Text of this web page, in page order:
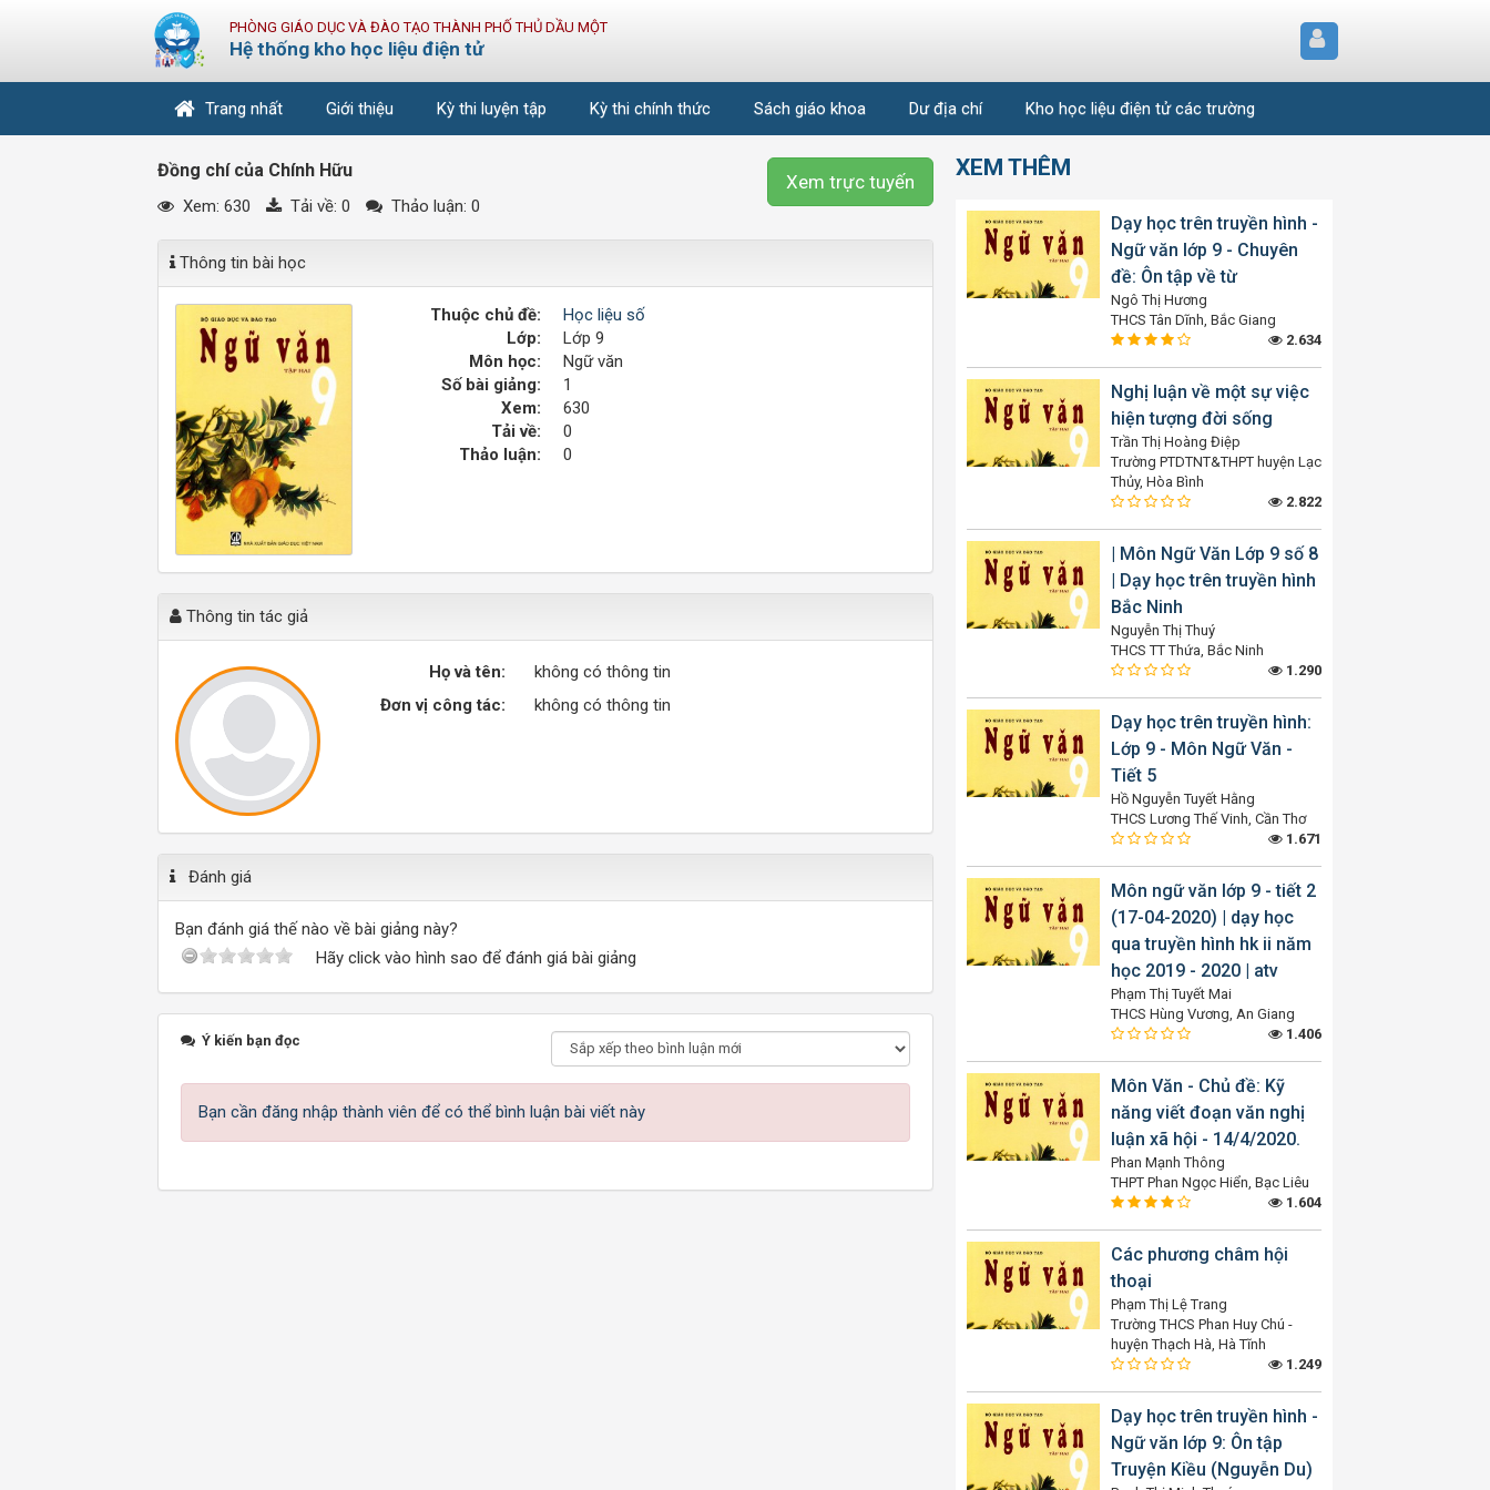
PHÒNG GIÁO DỤC VÀ ĐÀO TẠO THÀNH PHỐ THỦ DẦU MỘT
Hệ thống kho học liệu điện tử
Trang nhất Giới thiệu Kỳ thi luyện tập Kỳ thi chính thức Sách giáo khoa Dư địa chí Kho học liệu điện tử các trường
Xem trực tuyến
Đồng chí của Chính Hữu
Xem: 630 Tải về: 0 Thảo luận: 0
Thông tin bài học
Thuộc chủ đề:
Học liệu số
Lớp:
Lớp 9
Môn học:
Ngữ văn
Số bài giảng:
1
Xem:
630
Tải về:
0
Thảo luận:
0
Thông tin tác giả
Họ và tên:
không có thông tin
Đơn vị công tác:
không có thông tin
Đánh giá
Bạn đánh giá thế nào về bài giảng này?
Hãy click vào hình sao để đánh giá bài giảng
Ý kiến bạn đọc
Bạn cần đăng nhập thành viên để có thể bình luận bài viết này
XEM THÊM
Dạy học trên truyền hình -
Ngữ văn lớp 9 - Chuyên
đề: Ôn tập về từ
Ngô Thị Hương
THCS Tân Dĩnh, Bắc Giang
2.634
Nghị luận về một sự việc
hiện tượng đời sống
Trần Thị Hoàng Điệp
Trường PTDTNT&THPT huyện Lạc
Thủy, Hòa Bình
2.822
| Môn Ngữ Văn Lớp 9 số 8
| Dạy học trên truyền hình
Bắc Ninh
Nguyễn Thị Thuý
THCS TT Thứa, Bắc Ninh
1.290
Dạy học trên truyền hình:
Lớp 9 - Môn Ngữ Văn -
Tiết 5
Hồ Nguyễn Tuyết Hằng
THCS Lương Thế Vinh, Cần Thơ
1.671
Môn ngữ văn lớp 9 - tiết 2
(17-04-2020) | dạy học
qua truyền hình hk ii năm
học 2019 - 2020 | atv
Phạm Thị Tuyết Mai
THCS Hùng Vương, An Giang
1.406
Môn Văn - Chủ đề: Kỹ
năng viết đoạn văn nghị
luận xã hội - 14/4/2020.
Phan Mạnh Thông
THPT Phan Ngọc Hiển, Bạc Liêu
1.604
Các phương châm hội
thoại
Phạm Thị Lệ Trang
Trường THCS Phan Huy Chú -
huyện Thạch Hà, Hà Tĩnh
1.249
Dạy học trên truyền hình -
Ngữ văn lớp 9: Ôn tập
Truyện Kiều (Nguyễn Du)